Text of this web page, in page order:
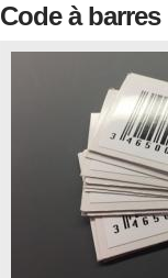
Code à barres